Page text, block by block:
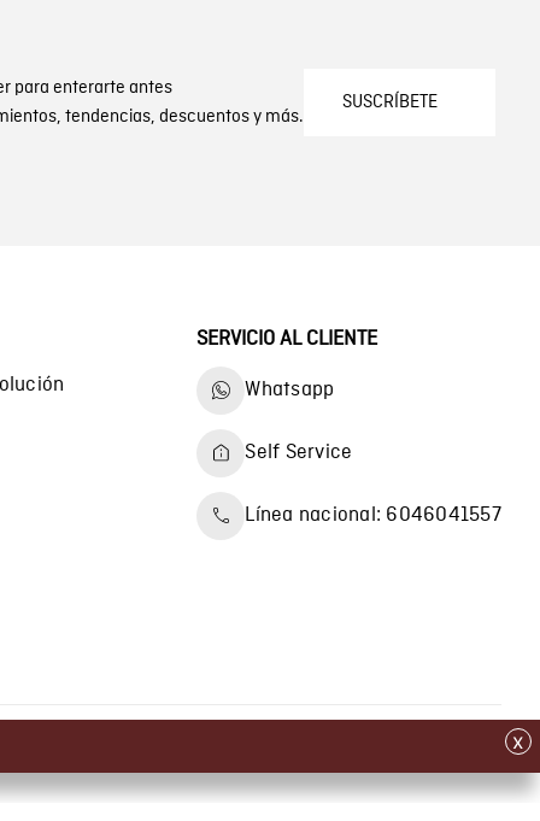
x
para enterarte antes
tendencias, descuentos y más.
SUSCRÍBETE
SERVICIO AL CLIENTE
Whatsapp
Self Service
Línea nacional: 6046041557